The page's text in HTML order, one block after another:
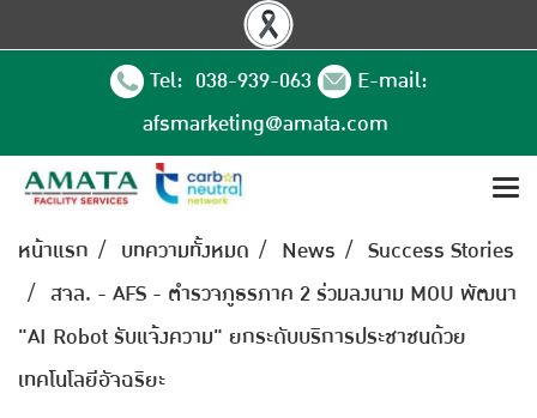
Tel: 038-939-063
E-mail:
afsmarketing@amata.com
หน้าแรก บทความทั้งหมด News
Success Stories
สจล. - AFS - ตำรวจภูธรภาค 2 ร่วมลงนาม MOU พัฒนา
"AI Robot รับแจ้งความ" ยกระดับบริการประชาชนด้วย
เทคโนโลยีอัจฉริยะ